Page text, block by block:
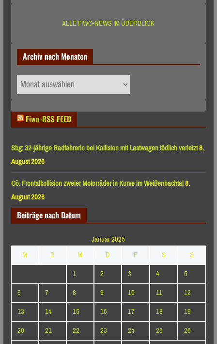
ALLE FIWO-NEWS IM ÜBERBLICK
Archiv nach Monaten
Archiv
nach
Fiwo-RSS-FEED
Sbg: 32-jährige Radfahrerin bei Kollision mit Lastwagen tödlich verletzt8.
August 2026
Oö: Frontalkollision zweier Motorräder in Kurve im Weißenbachtal8.
August 2026
Beiträge nach Datum
Januar 2025
M
D M D F S
S
1
2 3 4
5
6
7 8 9 10 11
12
13
14 15 16 17 18
19
20
21 22 23 24 25
26